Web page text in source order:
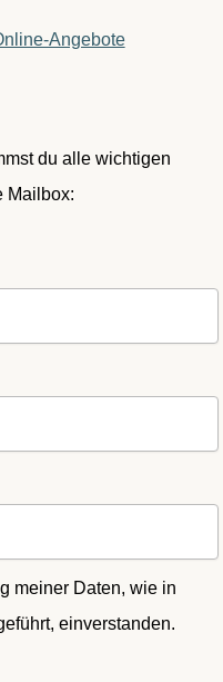
Angebote
du alle wichtigen
Mailbox:
meiner Daten, wie in
einverstanden.